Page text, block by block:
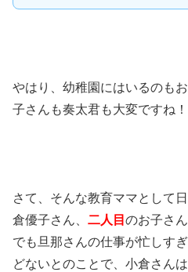
やはり、幼稚園にはいるのも
子さんも奏太君も大変ですね！
さて、そんな教育ママとして
倉優子さん、 二人目 のお子さ
でも旦那さんの仕事が忙しす
どないとのことで、小倉さん